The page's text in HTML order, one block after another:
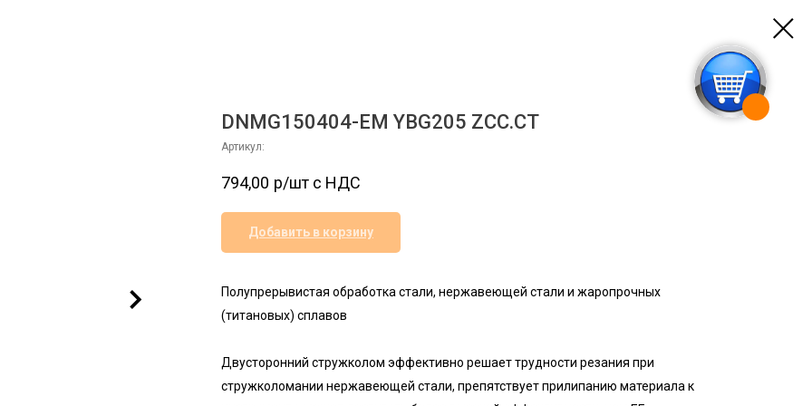
DNMG150404-EM YBG205 ZCC.CT
Артикул:
794,00 р/шт c НДС
Добавить в корзину
Полупрерывистая обработка стали, нержавеющей стали и жаропрочных
(титановых) сплавов
Двусторонний стружколом эффективно решает трудности резания при
стружколомании нержавеющей стали, препятствует прилипанию материала к